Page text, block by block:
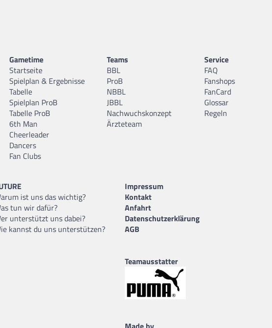
Gametime
Startseite
Spielplan & Ergebnisse
Tabelle
Spielplan ProB
Tabelle ProB
6th Man
Cheerleader
Dancers
Fan Clubs
Teams
BBL
ProB
NBBL
JBBL
Nachwuchskonzept
Ärzteteam
Service
FAQ
Fanshops
FanCard
Glossar
Regeln
ist uns das wichtig?
tun wir dafür?
unterstützt uns dabei?
kannst du uns unterstützen?
Impressum
Kontakt
Anfahrt
Datenschutzerklärung
AGB
Teamausstatter